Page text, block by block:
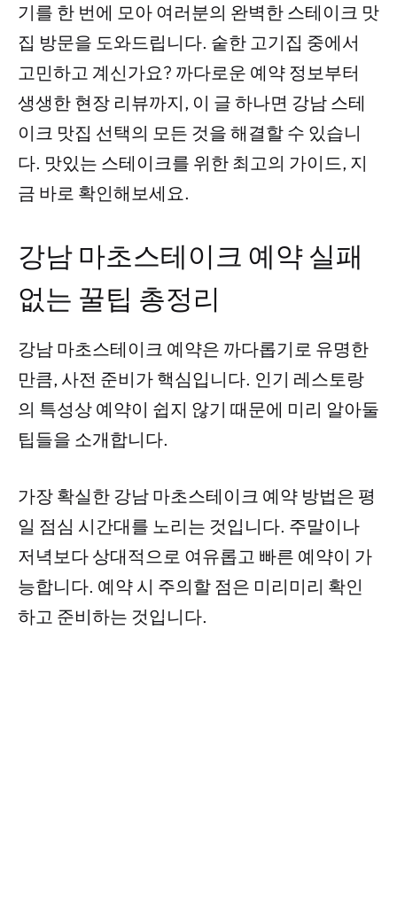
기를 한 번에 모아 여러분의 완벽한 스테이크 맛
집 방문을 도와드립니다. 숱한 고기집 중에서
고민하고 계신가요? 까다로운 예약 정보부터
생생한 현장 리뷰까지, 이 글 하나면 강남 스테
이크 맛집 선택의 모든 것을 해결할 수 있습니
다. 맛있는 스테이크를 위한 최고의 가이드, 지
금 바로 확인해보세요.
강남 마초스테이크 예약 실패
없는 꿀팁 총정리
강남 마초스테이크 예약은 까다롭기로 유명한
만큼, 사전 준비가 핵심입니다. 인기 레스토랑
의 특성상 예약이 쉽지 않기 때문에 미리 알아둘
팁들을 소개합니다.
가장 확실한 강남 마초스테이크 예약 방법은 평
일 점심 시간대를 노리는 것입니다. 주말이나
저녁보다 상대적으로 여유롭고 빠른 예약이 가
능합니다. 예약 시 주의할 점은 미리미리 확인
하고 준비하는 것입니다.